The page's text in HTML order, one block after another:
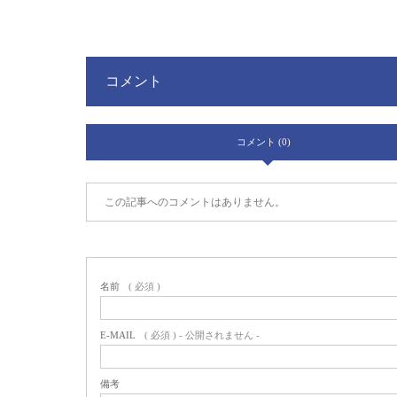
コメント
コメント (0)
この記事へのコメントはありません。
名前 ( 必須 )
E-MAIL ( 必須 ) - 公開されません -
備考